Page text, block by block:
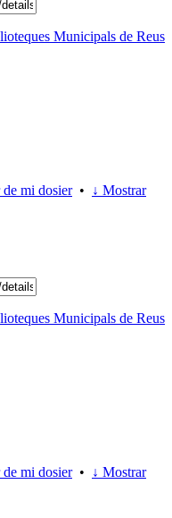
Municipals de Reus
mi dosier•
↓ Mostrar
Municipals de Reus
mi dosier•
↓ Mostrar